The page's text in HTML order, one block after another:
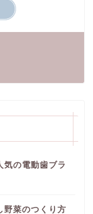
気の電動歯ブラ
野菜のつくり方